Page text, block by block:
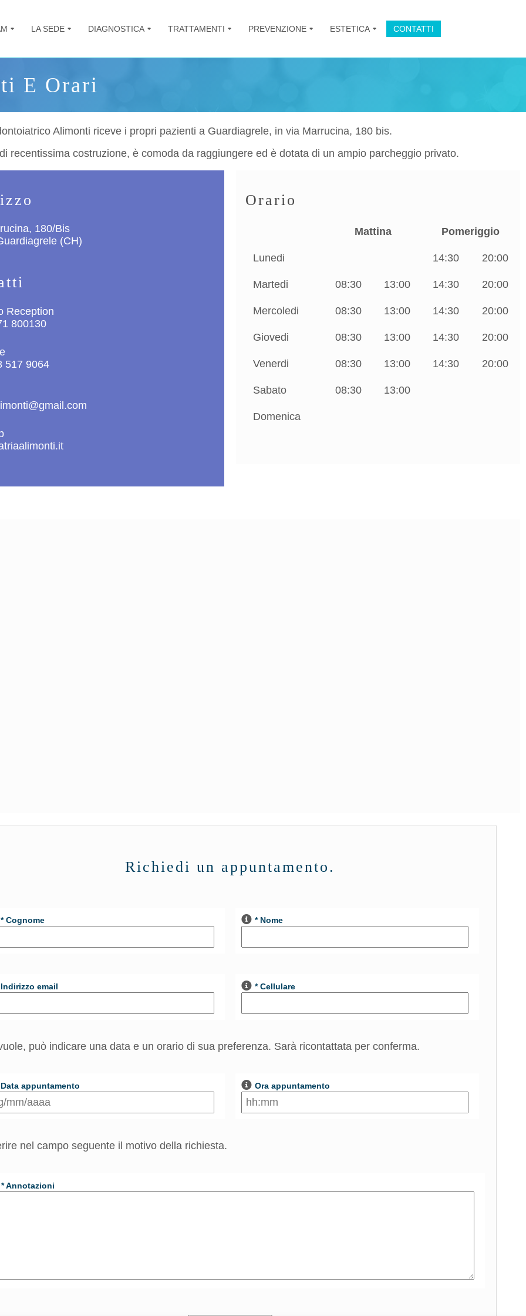
LA SEDE DIAGNOSTICA TRATTAMENTI PREVENZIONE ESTETICA CONTATTI
E Orari
Alimonti riceve i propri pazienti a Guardiagrele, in via Marrucina, 180 bis.
recentissima costruzione, è comoda da raggiungere ed è dotata di un ampio parcheggio privato.
180/Bis
(CH)
Reception
800130
517 9064
Orario
Mattina Pomeriggio
Lunedi 14:30 20:00
Martedi 08:30 13:00 14:30 20:00
Mercoledi 08:30 13:00 14:30 20:00
Giovedi 08:30 13:00 14:30 20:00
Venerdi 08:30 13:00 14:30 20:00
Sabato 08:30 13:00
Domenica
Richiedi un appuntamento.
* Cognome * Nome
Indirizzo email * Cellulare
può indicare una data e un orario di sua preferenza. Sarà ricontattata per conferma.
Data appuntamento Ora appuntamento
nel campo seguente il motivo della richiesta.
* Annotazioni